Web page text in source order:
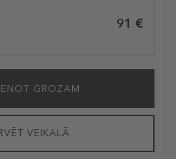
91 €
GROZAM
VEIKALĀ